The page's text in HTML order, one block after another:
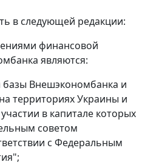
в следующей редакции:
финансовой
являются:
базы Внешэкономбанка и
территориях Украины и
в капитале которых
советом
с Федеральным